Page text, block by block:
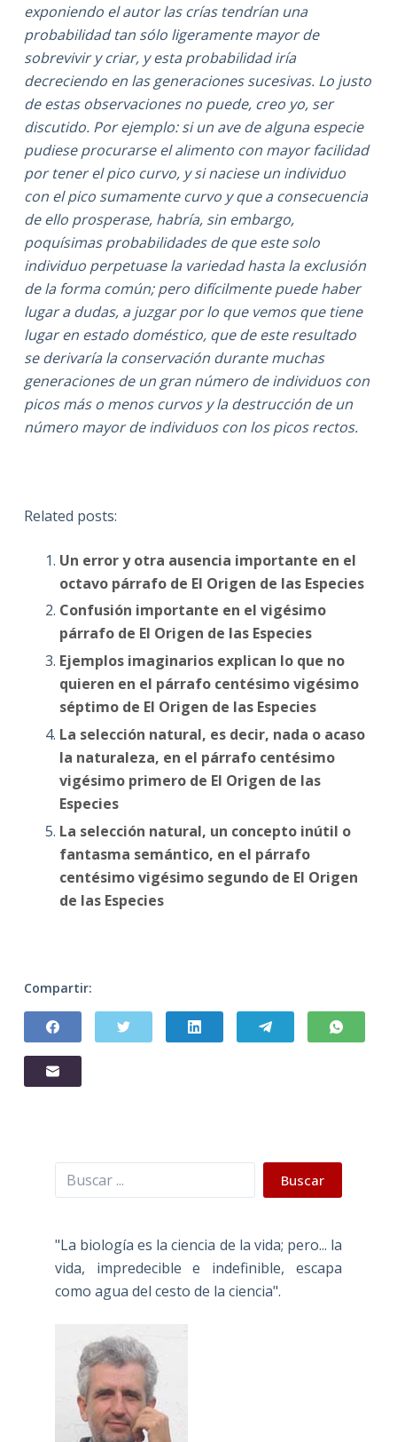
exponiendo el autor las crías tendrían una
probabilidad tan sólo ligeramente mayor de
sobrevivir y criar, y esta probabilidad iría
decreciendo en las generaciones sucesivas. Lo justo
de estas observaciones no puede, creo yo, ser
discutido. Por ejemplo: si un ave de alguna especie
pudiese procurarse el alimento con mayor facilidad
por tener el pico curvo, y si naciese un individuo
con el pico sumamente curvo y que a consecuencia
de ello prosperase, habría, sin embargo,
poquísimas probabilidades de que este solo
individuo perpetuase la variedad hasta la exclusión
de la forma común; pero difícilmente puede haber
lugar a dudas, a juzgar por lo que vemos que tiene
lugar en estado doméstico, que de este resultado
se derivaría la conservación durante muchas
generaciones de un gran número de individuos con
picos más o menos curvos y la destrucción de un
número mayor de individuos con los picos rectos.
Related posts:
Un error y otra ausencia importante en el
octavo párrafo de El Origen de las Especies
Confusión importante en el vigésimo
párrafo de El Origen de las Especies
Ejemplos imaginarios explican lo que no
quieren en el párrafo centésimo vigésimo
séptimo de El Origen de las Especies
La selección natural, es decir, nada o acaso
la naturaleza, en el párrafo centésimo
vigésimo primero de El Origen de las
Especies
La selección natural, un concepto inútil o
fantasma semántico, en el párrafo
centésimo vigésimo segundo de El Origen
de las Especies
Compartir:
Buscar Buscar
"La biología es la ciencia de la vida; pero... la
vida, impredecible e indefinible, escapa
como agua del cesto de la ciencia".